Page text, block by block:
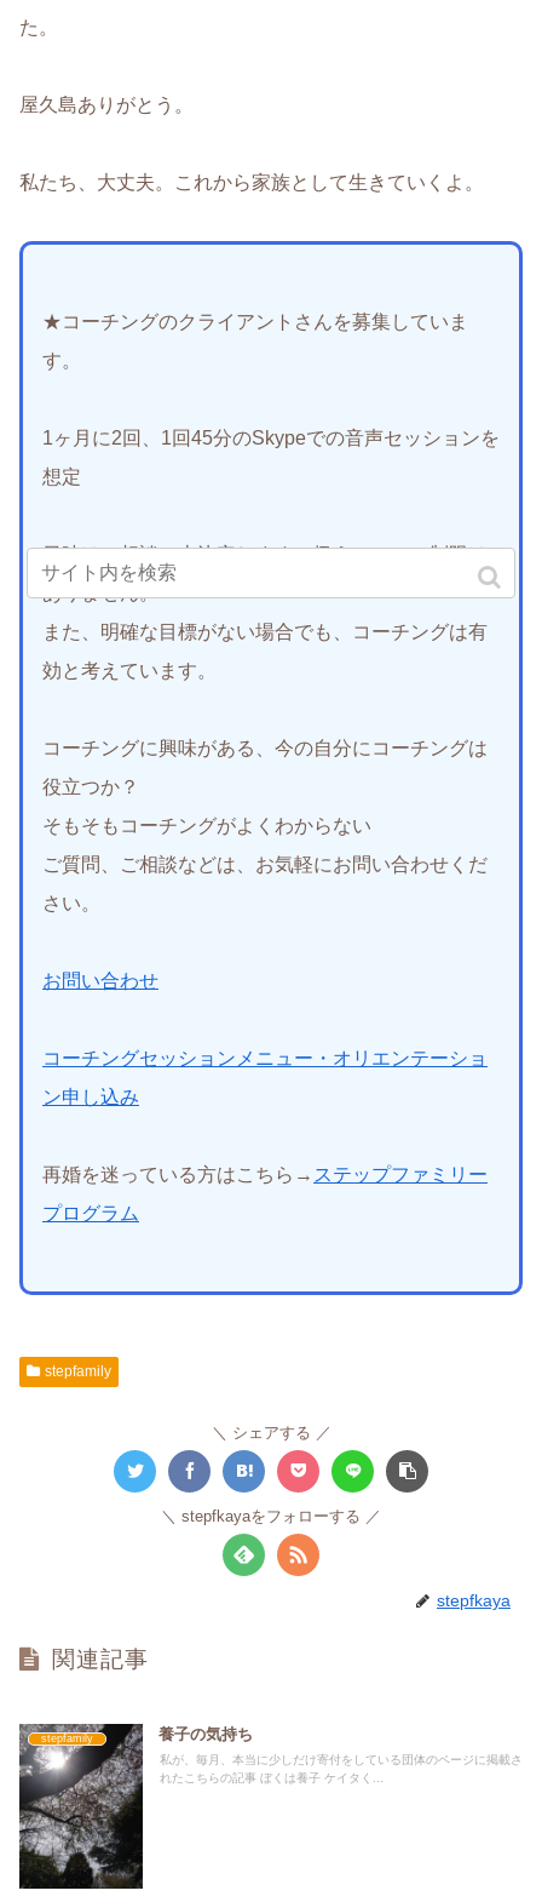
た。
屋久島ありがとう。
私たち、大丈夫。これから家族として生きていくよ。
★コーチングのクライアントさんを募集していま
す。
1ヶ月に2回、1回45分のSkypeでの音声セッションを
想定
日時はご相談の上決定します。扱うテーマに制限は
ありません。
また、明確な目標がない場合でも、コーチングは有
効と考えています。
コーチングに興味がある、今の自分にコーチングは
役立つか？
そもそもコーチングがよくわからない
ご質問、ご相談などは、お気軽にお問い合わせくだ
さい。
お問い合わせ
コーチングセッションメニュー・オリエンテーショ
ン申し込み
再婚を迷っている方はこちら→ ステップファミリー
プログラム
stepfamily
シェアする
stepfkayaをフォローする
stepfkaya
関連記事
stepfamily 養子の気持ち
私が、毎月、本当に少しだけ寄付をしている団体のページに掲載さ
れたこちらの記事 ぼくは養子 ケイタく...